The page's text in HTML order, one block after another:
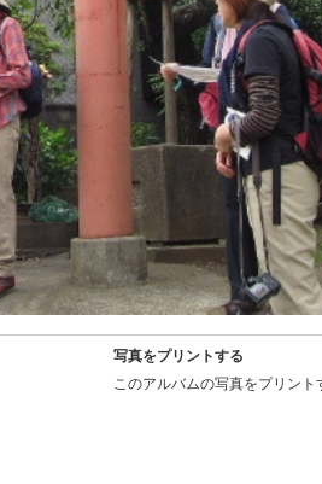
写真をプリントする
このアルバムの写真をプリント